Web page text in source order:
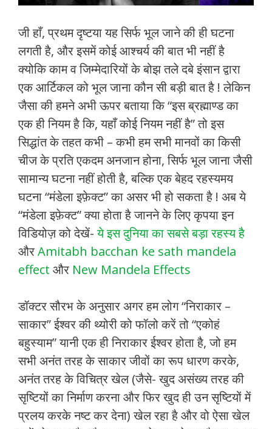
जी हाँ, प्रथम दृष्टया यह सिर्फ भूल जाने की ही घटना
लगती है, और इसमें कोई आश्चर्य की बात भी नहीं है
क्योकि काम व जिम्मेदारियों के बोझ तले दबे इंसान द्वारा
एक आर्टिकल को भूल जाना कौन सी बड़ी बात है ! लेकिन
जैसा की हमने अभी ऊपर बताया कि “इस ब्रह्माण्ड का
एक ही नियम है कि, यहाँ कोई नियम नहीं है” तो इस
सिद्धांत के तहत कभी – कभी हम सभी मानवों का किसी
चीज के प्रति एकदम अनजान होना, सिर्फ भूल जाना जैसी
सामान्य घटना नहीं होती है, बल्कि एक बेहद रहस्यमय
घटना “मंडेला इफ़ेक्ट” का असर भी हो सकता है ! अब ये
“मंडेला इफ़ेक्ट” क्या होता है जानने के लिए कृपया इन
विडियोज़ को देखें-ये इस दुनिया का सबसे बड़ा रहस्य है
औरAmitabh bacchan ke sath mandela
effect और New Mandela Effects
डॉक्टर सौरभ के अनुसार अगर हम लोग “निराकार –
साकार” ईश्वर की थ्योरी को फॉलो करें तो “एकोहं
बहुस्याम” यानी एक ही निराकार ईश्वर होता है, जो हम
सभी अनंत तरह के साकार जीवों का रूप धारण करके,
अनंत तरह के विचित्र खेल (जैसे- खुद असंख्य तरह की
सृष्टियों का निर्माण करना और फिर खुद ही उन सृष्टियों में
प्रलय करके नष्ट कर देना) खेल रहा है और वो ऐसा खेल